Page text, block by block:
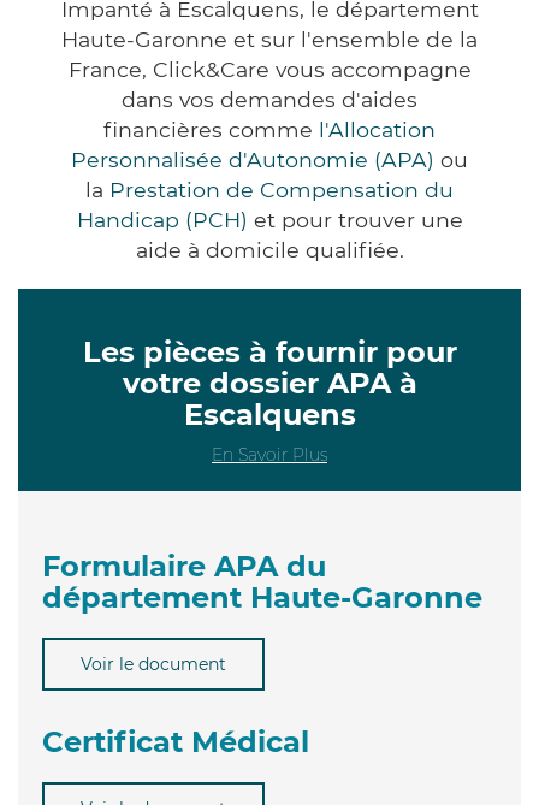
Impanté à Escalquens, le département
Haute-Garonne et sur l'ensemble de la
France, Click&Care vous accompagne
dans vos demandes d'aides
financières comme l'Allocation
Personnalisée d'Autonomie (APA) ou
la Prestation de Compensation du
Handicap (PCH) et pour trouver une
aide à domicile qualifiée.
Les pièces à fournir pour
votre dossier APA à
Escalquens
En Savoir Plus
Formulaire APA du
département Haute-Garonne
Voir le document
Certificat Médical